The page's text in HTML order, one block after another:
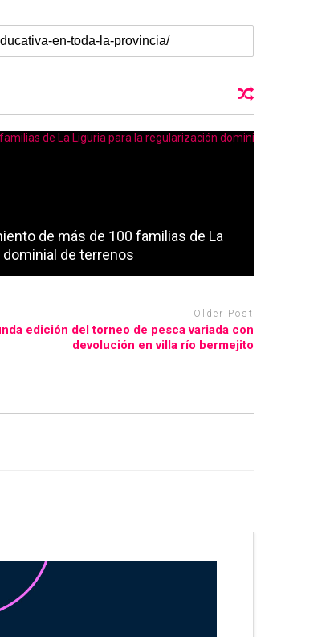
de más de 100 familias de La
dominial de terrenos
Older Post
edición del torneo de pesca variada con
devolución en villa río bermejito